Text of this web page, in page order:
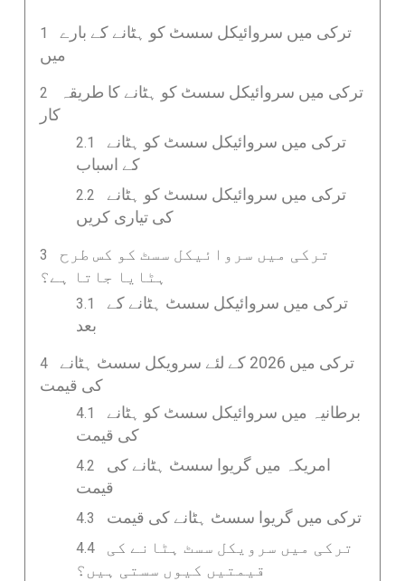
ترکی میں سروائیکل سسٹ کو ہٹانے کے بارے
میں
ترکی میں سروائیکل سسٹ کو ہٹانے کا طریقہ
کار
ترکی میں سروائیکل سسٹ کو ہٹانے
کے اسباب
ترکی میں سروائیکل سسٹ کو ہٹانے
کی تیاری کریں
ترکی میں سروائیکل سسٹ کو کس طرح
ہٹایا جاتا ہے؟
ترکی میں سروائیکل سسٹ ہٹانے کے
بعد
ترکی میں 2026 کے لئے سرویکل سسٹ ہٹانے
کی قیمت
برطانیہ میں سروائیکل سسٹ کو ہٹانے
کی قیمت
امریکہ میں گریوا سسٹ ہٹانے کی
قیمت
ترکی میں گریوا سسٹ ہٹانے کی قیمت
ترکی میں سرویکل سسٹ ہٹانے کی
قیمتیں کیوں سستی ہیں؟